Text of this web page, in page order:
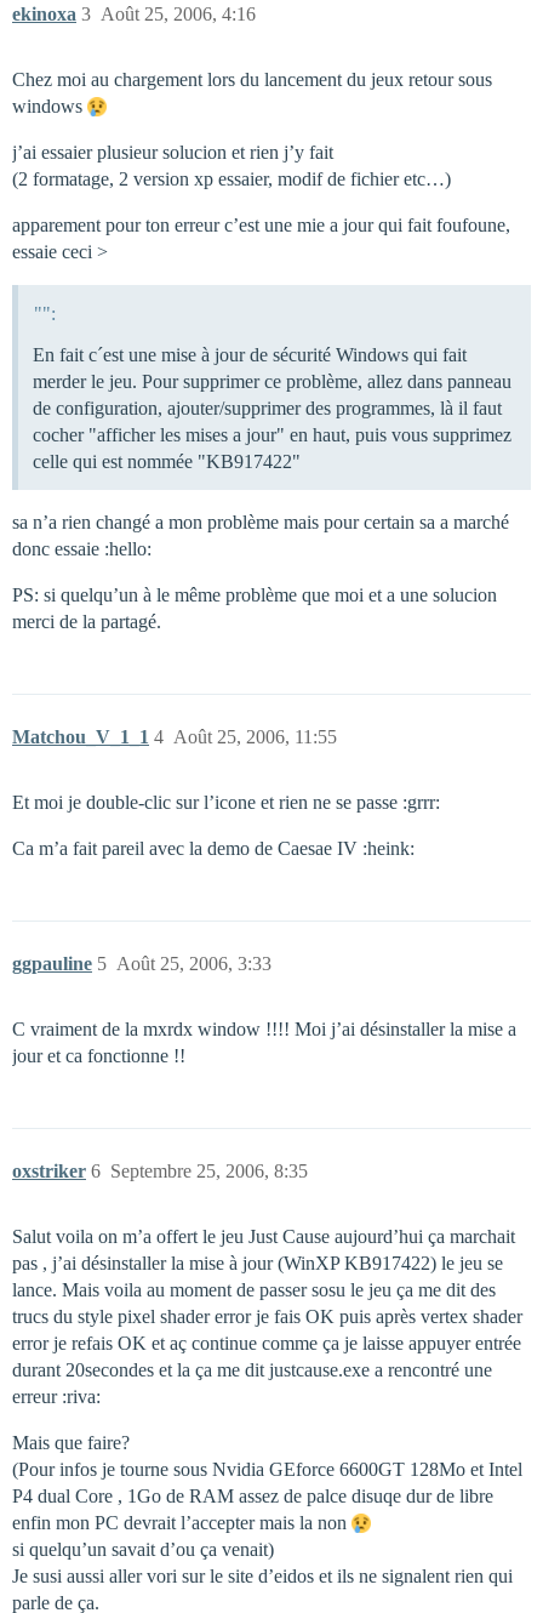
ekinoxa Août 25, 2006, 4:16
3
Chez moi au chargement lors du lancement du jeux retour sous
windows
j’ai essaier plusieur solucion et rien j’y fait
(2 formatage, 2 version xp essaier, modif de fichier etc…)
apparement pour ton erreur c’est une mie a jour qui fait foufoune,
essaie ceci >
"":
En fait c´est une mise à jour de sécurité Windows qui fait
merder le jeu. Pour supprimer ce problème, allez dans panneau
de configuration, ajouter/supprimer des programmes, là il faut
cocher "afficher les mises a jour" en haut, puis vous supprimez
celle qui est nommée "KB917422"
sa n’a rien changé a mon problème mais pour certain sa a marché
donc essaie :hello:
PS: si quelqu’un à le même problème que moi et a une solucion
merci de la partagé.
Matchou_V_1_1 Août 25, 2006, 11:55
4
Et moi je double-clic sur l’icone et rien ne se passe :grrr:
Ca m’a fait pareil avec la demo de Caesae IV :heink:
ggpauline Août 25, 2006, 3:33
5
C vraiment de la mxrdx window !!!! Moi j’ai désinstaller la mise a
jour et ca fonctionne !!
oxstriker Septembre 25, 2006, 8:35
6
Salut voila on m’a offert le jeu Just Cause aujourd’hui ça marchait
pas , j’ai désinstaller la mise à jour (WinXP KB917422) le jeu se
lance. Mais voila au moment de passer sosu le jeu ça me dit des
trucs du style pixel shader error je fais OK puis après vertex shader
error je refais OK et aç continue comme ça je laisse appuyer entrée
durant 20secondes et la ça me dit justcause.exe a rencontré une
erreur :riva:
Mais que faire?
(Pour infos je tourne sous Nvidia GEforce 6600GT 128Mo et Intel
P4 dual Core , 1Go de RAM assez de palce disuqe dur de libre
enfin mon PC devrait l’accepter mais la non
si quelqu’un savait d’ou ça venait)
Je susi aussi aller vori sur le site d’eidos et ils ne signalent rien qui
parle de ça.